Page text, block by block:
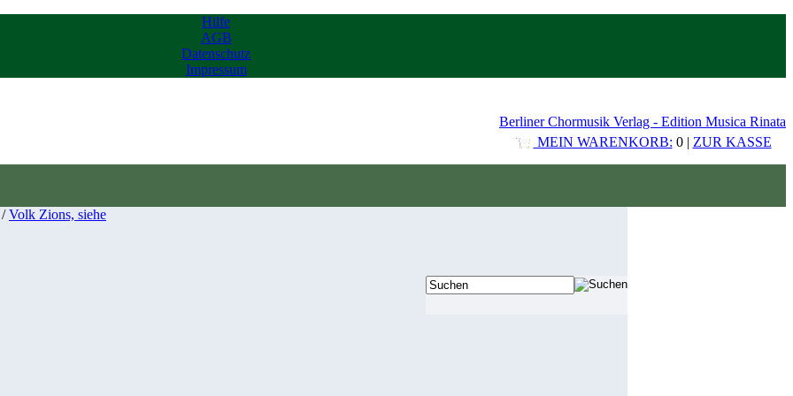
Hilfe
AGB
Datenschutz
Impressum
Berliner Chormusik Verlag - Edition Musica Rinata
MEIN WARENKORB: 0 | ZUR KASSE
/Volk Zions, siehe